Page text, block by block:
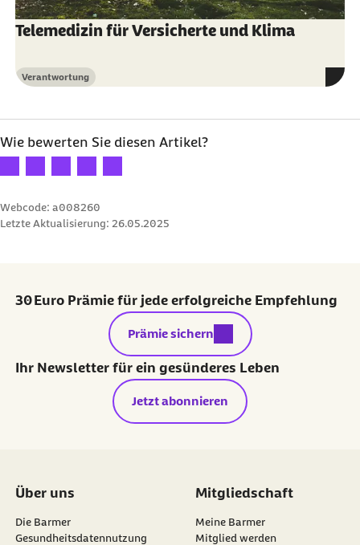
Telemedizin für Versicherte und Klima
Kategorie
Verantwortung
Wie bewerten Sie diesen Artikel?
Ihre Bewertung: 1 Stern
Ihre Bewertung: 2 Sterne
Ihre Bewertung: 3 Sterne
Ihre Bewertung: 4 Sterne
Ihre Bewertung: 5 Sterne
Webcode: a008260
Letzte Aktualisierung: 26.05.2025
30 Euro Prämie für jede erfolgreiche Empfehlung
externer Link:
Prämie sichern
Ihr Newsletter für ein gesünderes Leben
Jetzt abonnieren
Über uns
Die Barmer
Gesundheitsdatennutzung
Mitgliedschaft
Meine Barmer
Mitglied werden